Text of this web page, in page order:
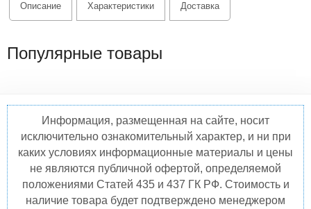
Описание Характеристики Доставка
Популярные товары
Информация, размещенная на сайте, носит
исключительно ознакомительный характер, и ни при
каких условиях информационные материалы и цены
не являются публичной офертой, определяемой
положениями Статей 435 и 437 ГК РФ. Стоимость и
наличие товара будет подтверждено менеджером